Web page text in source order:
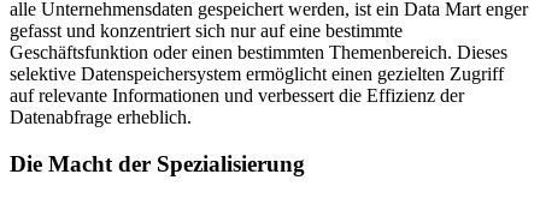
alle Unternehmensdaten gespeichert werden, ist ein Data Mart enger
gefasst und konzentriert sich nur auf eine bestimmte
Geschäftsfunktion oder einen bestimmten Themenbereich. Dieses
selektive Datenspeichersystem ermöglicht einen gezielten Zugriff
auf relevante Informationen und verbessert die Effizienz der
Datenabfrage erheblich.
Die Macht der Spezialisierung